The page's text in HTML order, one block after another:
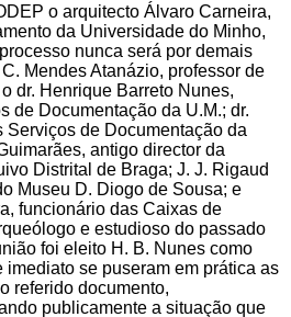
o arquitecto Álvaro Carneira,
da Universidade do Minho,
nunca será por demais
Mendes Atanázio, professor de
dr. Henrique Barreto Nunes,
de Documentação da U.M.; dr.
Serviços de Documentação da
antigo director da
Distrital de Braga; J. J. Rigaud
Museu D. Diogo de Sousa; e
funcionário das Caixas de
e estudioso do passado
foi eleito H. B. Nunes como
se puseram em prática as
referido documento,
publicamente a situação que